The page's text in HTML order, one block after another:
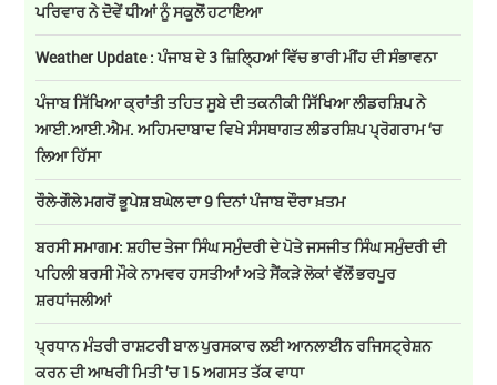
ਪਰਿਵਾਰ ਨੇ ਦੋਵੇਂ ਧੀਆਂ ਨੂੰ ਸਕੂਲੋਂ ਹਟਾਇਆ
Weather Update : ਪੰਜਾਬ ਦੇ 3 ਜ਼ਿਲ੍ਹਿਆਂ ਵਿੱਚ ਭਾਰੀ ਮੀਂਹ ਦੀ ਸੰਭਾਵਨਾ
ਪੰਜਾਬ ਸਿੱਖਿਆ ਕ੍ਰਾਂਤੀ ਤਹਿਤ ਸੂਬੇ ਦੀ ਤਕਨੀਕੀ ਸਿੱਖਿਆ ਲੀਡਰਸ਼ਿਪ ਨੇ
ਆਈ.ਆਈ.ਐਮ. ਅਹਿਮਦਾਬਾਦ ਵਿਖੇ ਸੰਸਥਾਗਤ ਲੀਡਰਸ਼ਿਪ ਪ੍ਰੋਗਰਾਮ ‘ਚ
ਲਿਆ ਹਿੱਸਾ
ਰੌਲੇ-ਗੌਲੇ ਮਗਰੋਂ ਭੂਪੇਸ਼ ਬਘੇਲ ਦਾ 9 ਦਿਨਾਂ ਪੰਜਾਬ ਦੌਰਾ ਖ਼ਤਮ
ਬਰਸੀ ਸਮਾਗਮ: ਸ਼ਹੀਦ ਤੇਜਾ ਸਿੰਘ ਸਮੁੰਦਰੀ ਦੇ ਪੋਤੇ ਜਸਜੀਤ ਸਿੰਘ ਸਮੁੰਦਰੀ ਦੀ
ਪਹਿਲੀ ਬਰਸੀ ਮੌਕੇ ਨਾਮਵਰ ਹਸਤੀਆਂ ਅਤੇ ਸੈਂਕੜੇ ਲੋਕਾਂ ਵੱਲੋਂ ਭਰਪੂਰ
ਸ਼ਰਧਾਂਜਲੀਆਂ
ਪ੍ਰਧਾਨ ਮੰਤਰੀ ਰਾਸ਼ਟਰੀ ਬਾਲ ਪੁਰਸਕਾਰ ਲਈ ਆਨਲਾਈਨ ਰਜਿਸਟ੍ਰੇਸ਼ਨ
ਕਰਨ ਦੀ ਆਖਰੀ ਮਿਤੀ ’ਚ 15 ਅਗਸਤ ਤੱਕ ਵਾਧਾ